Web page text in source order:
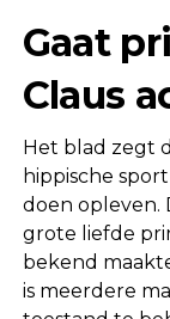
Gaat
Claus
Het blad zegt
hippische
doen opleven.
grote liefde
bekend
is meerdere